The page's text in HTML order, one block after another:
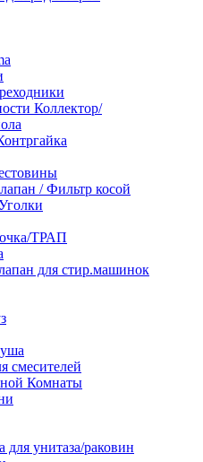
Коллектор/
/ Фильтр косой
ТРАП
для стир.машинок
смесителей
Комнаты
унитаза/раковин